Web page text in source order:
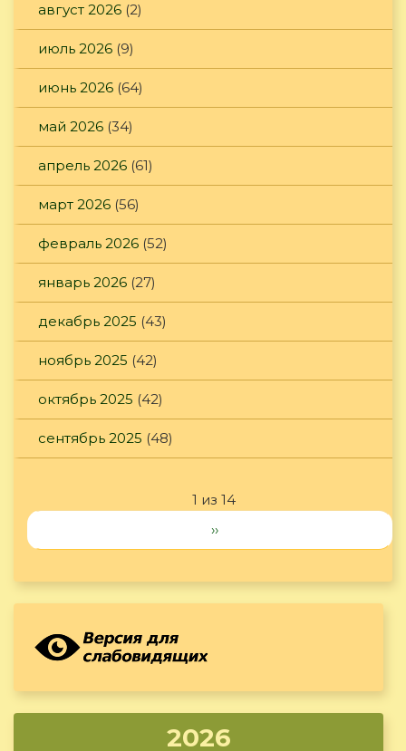
август 2026 (2)
июль 2026 (9)
июнь 2026 (64)
май 2026 (34)
апрель 2026 (61)
март 2026 (56)
февраль 2026 (52)
январь 2026 (27)
декабрь 2025 (43)
ноябрь 2025 (42)
октябрь 2025 (42)
сентябрь 2025 (48)
1 из 14
››
2026